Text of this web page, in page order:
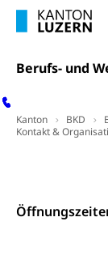
Berufs- und
Kanton BKD
Kontakt &
Cassis-
Krankenkasse